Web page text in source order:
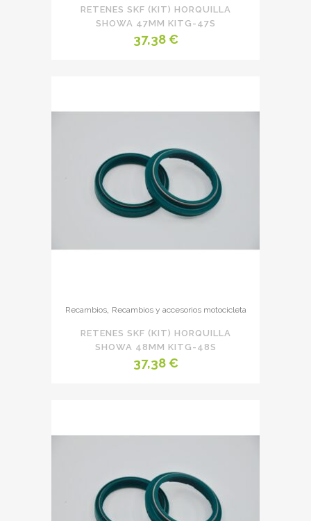
RETENES SKF (KIT) HORQUILLA
SHOWA 47MM KITG-47S
37,38€
Recambios, Recambios y accesorios motocicleta
RETENES SKF (KIT) HORQUILLA
SHOWA 48MM KITG-48S
37,38€